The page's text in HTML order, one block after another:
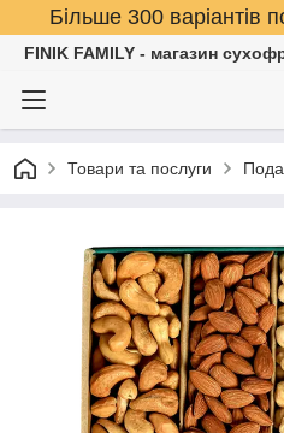
Більше 300 варіантів
FINIK FAMILY - магазин
Товари та послуги